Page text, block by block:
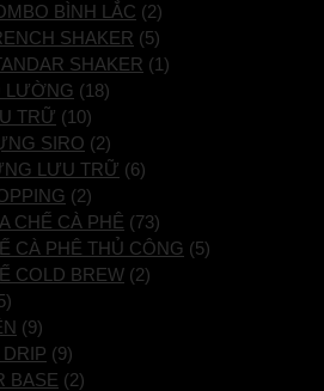
BÌNH LẮC (2)
SHAKER (5)
SHAKER (1)
LƯỜNG (18)
TRỮ (10)
SIRO (2)
LƯU TRỮ (6)
(2)
CHẾ CÀ PHÊ (73)
CÀ PHÊ THỦ CÔNG (5)
COLD BREW (2)
(9)
(9)
BASE (2)